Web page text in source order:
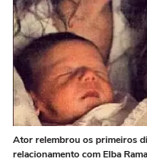
Ator relembrou os primeiros
relacionamento com Elba